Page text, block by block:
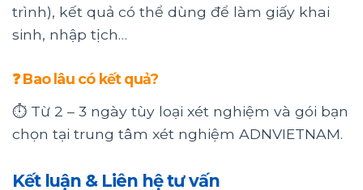
trình), kết quả có thể dùng để làm giấy khai
sinh, nhập tịch…
❓ Bao lâu có kết quả?
⏱ Từ 2 – 3 ngày tùy loại xét nghiệm và gói bạn
chọn tại trung tâm xét nghiệm ADNVIETNAM.
Kết luận & Liên hệ tư vấn